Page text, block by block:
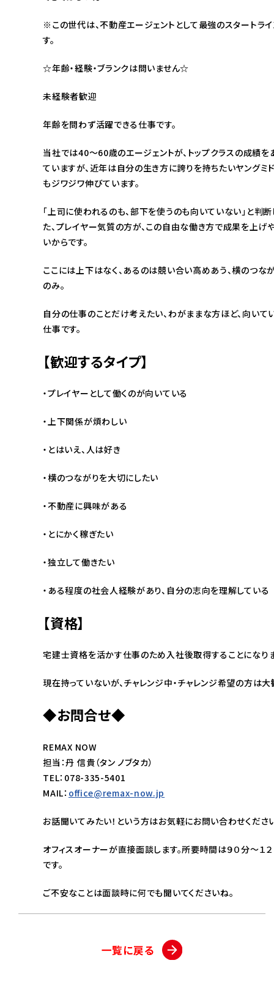
※この世代は、不動産エージェントとして最強のスタートラ
す。
☆年齢・経験・ブランクは問いません☆
未経験者歓迎
年齢を問わず活躍できる仕事です。
当社では40～60歳のエージェントが、トップクラスの成績を
ていますが、近年は自分の生き方に誇りを持ちたいヤングミ
もジワジワ伸びています。
「上司に使われるのも、部下を使うのも向いていない」と判断
た、プレイヤー気質の方が、この自由な働き方で成果を上げ
いからです。
ここには上下はなく、あるのは競い合い高めあう、横のつな
のみ。
自分の仕事のことだけ考えたい、わがままな方ほど、向いて
仕事です。
【歓迎するタイプ】
・プレイヤーとして働くのが向いている
・上下関係が煩わしい
・とはいえ、人は好き
・横のつながりを大切にしたい
・不動産に興味がある
・とにかく稼ぎたい
・独立して働きたい
・ある程度の社会人経験があり、自分の志向を理解している
【資格】
宅建士資格を活かす仕事のため入社後取得することになり
現在持っていないが、チャレンジ中・チャレンジ希望の方は
◆お問合せ◆
REMAX NOW
担当：丹 信貴（タン ノブタカ）
TEL：078-335-5401
MAIL： office@remax-now.jp
お話聞いてみたい！という方はお気軽にお問い合わせくだ
オフィスオーナーが直接面談します。所要時間は９０分～１
です。
ご不安なことは面談時に何でも聞いてくださいね。
一覧に戻る